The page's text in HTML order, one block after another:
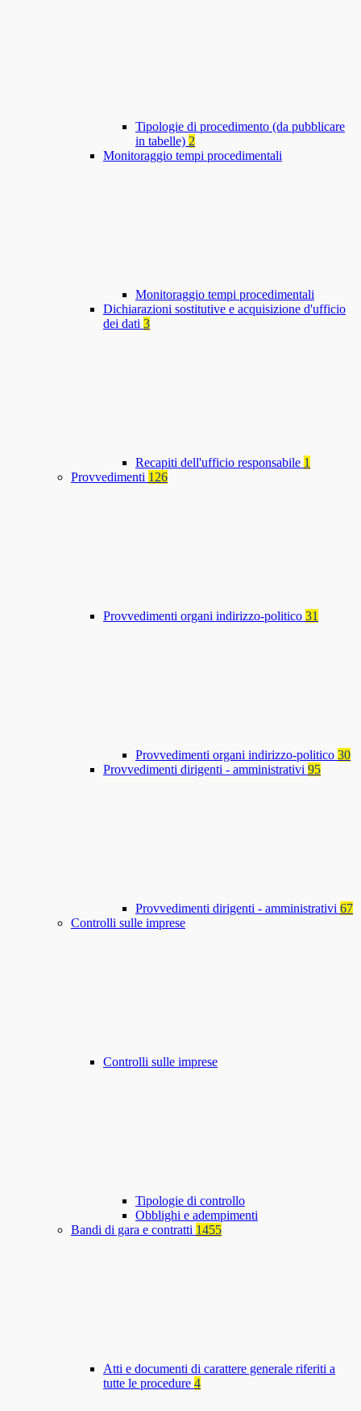
Tipologie di procedimento (da pubblicare
in tabelle) 2
Monitoraggio tempi procedimentali
Monitoraggio tempi procedimentali
Dichiarazioni sostitutive e acquisizione d'ufficio
dei dati 3
Recapiti dell'ufficio responsabile 1
Provvedimenti 126
Provvedimenti organi indirizzo-politico 31
Provvedimenti organi indirizzo-politico 30
Provvedimenti dirigenti - amministrativi 95
Provvedimenti dirigenti - amministrativi 67
Controlli sulle imprese
Controlli sulle imprese
Tipologie di controllo
Obblighi e adempimenti
Bandi di gara e contratti 1455
Atti e documenti di carattere generale riferiti a
tutte le procedure 4